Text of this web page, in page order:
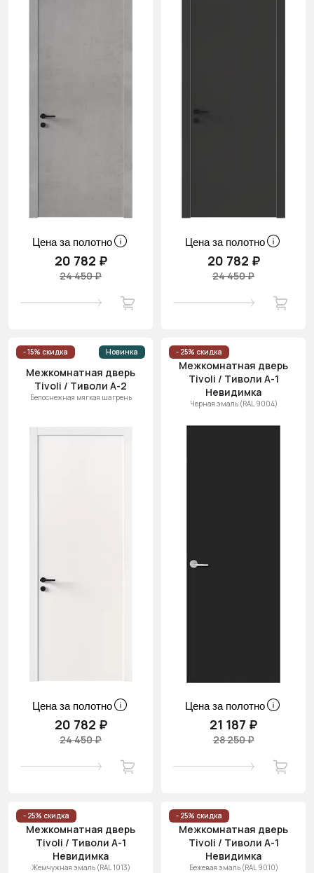
Цена за полотно
20 782 ₽
24 450 ₽
Цена за полотно
20 782 ₽
24 450 ₽
- 15% скидка Новинка
Межкомнатная дверь
Tivoli / Тиволи А-2
Белоснежная мягкая шагрень
Цена за полотно
20 782 ₽
24 450 ₽
- 25% скидка
Межкомнатная дверь
Tivoli / Тиволи А-1
Невидимка
Черная эмаль (RAL 9004)
Цена за полотно
21 187 ₽
28 250 ₽
- 25% скидка
Межкомнатная дверь
Tivoli / Тиволи А-1
Невидимка
Жемчужная эмаль (RAL 1013)
- 25% скидка
Межкомнатная дверь
Tivoli / Тиволи А-1
Невидимка
Бежевая эмаль (RAL 9010)